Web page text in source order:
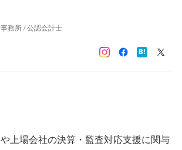
務所 / 公認会計士
上場会社の決算・監査対応支援に関与